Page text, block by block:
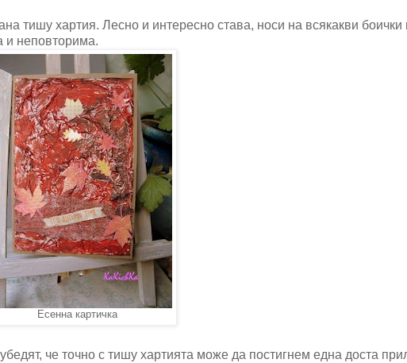
тишу хартия. Лесно и интересно става, носи на всякакви боички
и неповторима.
Есенна картичка
че точно с тишу хартията може да постигнем една доста